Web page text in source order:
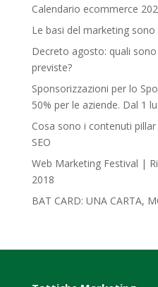
Calendario ecommerce
Le basi del marketing
Decreto agosto: quali
previste?
Sponsorizzazioni per lo
50% per le aziende. Dal 1
Cosa sono i contenuti
SEO
Web Marketing Festival |
2018‎
BAT CARD: UNA CARTA,